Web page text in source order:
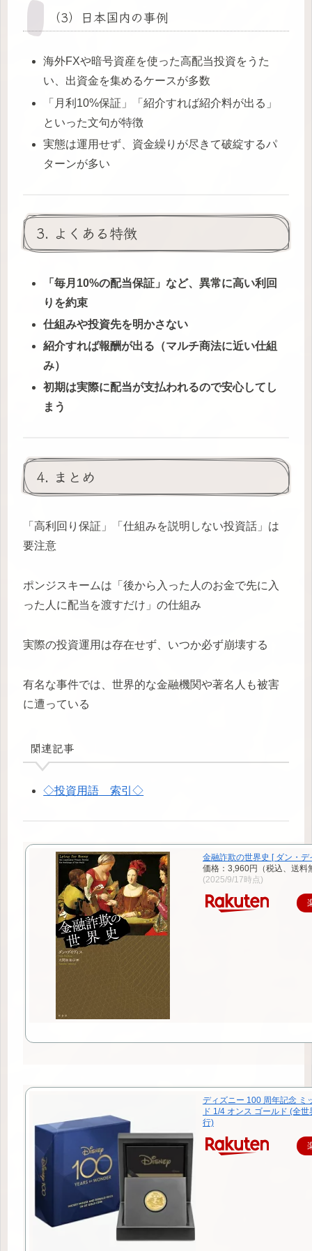
（3）日本国内の事例
海外FXや暗号資産を使った高配当投資をうた
い、出資金を集めるケースが多数
「月利10%保証」「紹介すれば紹介料が出る」
といった文句が特徴
実態は運用せず、資金繰りが尽きて破綻するパ
ターンが多い
3. よくある特徴
「毎月10%の配当保証」など、異常に高い利回
りを約束
仕組みや投資先を明かさない
紹介すれば報酬が出る（マルチ商法に近い仕組
み）
初期は実際に配当が支払われるので安心してし
まう
4. まとめ
「高利回り保証」「仕組みを説明しない投資話」は
要注意
ポンジスキームは「後から入った人のお金で先に入
った人に配当を渡すだけ」の仕組み
実際の投資運用は存在せず、いつか必ず崩壊する
有名な事件では、世界的な金融機関や著名人も被害
に遭っている
関連記事
◇投資用語 索引◇
金融詐欺の世界史 [ ダン・デ
価格：3,960円（税込、送料
(2025/9/17時点)
ディズニー 100 周年記念 ミ
ド 1/4 オンス ゴールド (全
行)